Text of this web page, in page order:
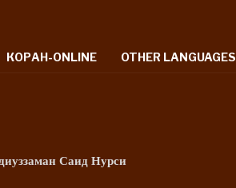
КОРАН-ONLINE OTHER LANGUAGES
Саид Нурси